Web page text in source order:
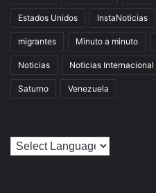
Estados Unidos InstaNoticias
migrantes Minuto a minuto
Noticias Noticias Internacional
Saturno Venezuela